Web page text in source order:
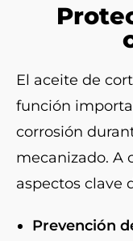
El aceite de
función
corrosión
mecanizado. A
aspectos clave
Prevención